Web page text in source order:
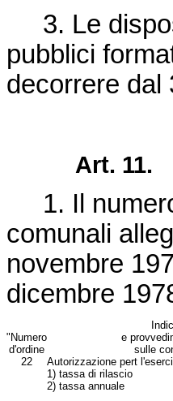
3. Le
pubblici
decorrere dal
Art. 11.
1. Il
comunali
novembre
dicembre
"Numero
e
d'ordine
sulle
22
Autorizzazione pert
1) tassa di rilascio
2) tassa annuale